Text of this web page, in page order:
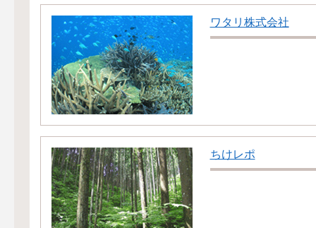
ワタリ株式会社
ちけレポ